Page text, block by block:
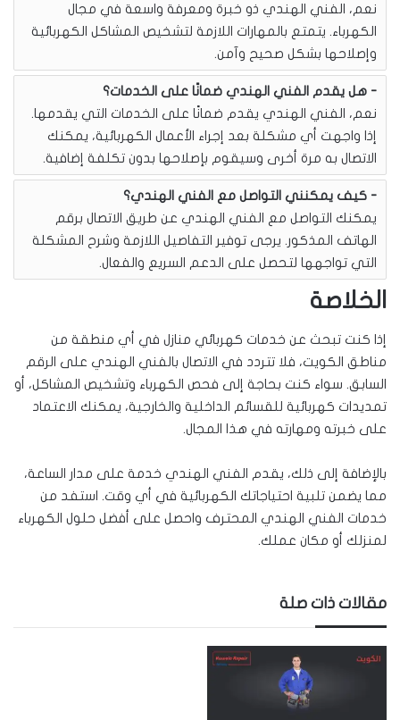
نعم، الفني الهندي ذو خبرة ومعرفة واسعة في مجال
الكهرباء. يتمتع بالمهارات اللازمة لتشخيص المشاكل الكهربائية
وإصلاحها بشكل صحيح وآمن.
هل يقدم الفني الهندي ضمانًا على الخدمات؟
نعم، الفني الهندي يقدم ضمانًا على الخدمات التي يقدمها.
إذا واجهت أي مشكلة بعد إجراء الأعمال الكهربائية، يمكنك
الاتصال به مرة أخرى وسيقوم بإصلاحها بدون تكلفة إضافية.
كيف يمكنني التواصل مع الفني الهندي؟
يمكنك التواصل مع الفني الهندي عن طريق الاتصال برقم
الهاتف المذكور. يرجى توفير التفاصيل اللازمة وشرح المشكلة
التي تواجهها لتحصل على الدعم السريع والفعال.
الخلاصة
إذا كنت تبحث عن خدمات كهربائي منازل في أي منطقة من
مناطق الكويت، فلا تتردد في الاتصال بالفني الهندي على الرقم
السابق. سواء كنت بحاجة إلى فحص الكهرباء وتشخيص المشاكل، أو
تمديدات كهربائية للقسائم الداخلية والخارجية، يمكنك الاعتماد
على خبرته ومهارته في هذا المجال.
بالإضافة إلى ذلك، يقدم الفني الهندي خدمة على مدار الساعة،
مما يضمن تلبية احتياجاتك الكهربائية في أي وقت. استفد من
خدمات الفني الهندي المحترف واحصل على أفضل حلول الكهرباء
لمنزلك أو مكان عملك.
مقالات ذات صلة